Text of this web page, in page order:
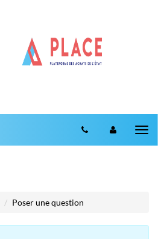
Poser une question